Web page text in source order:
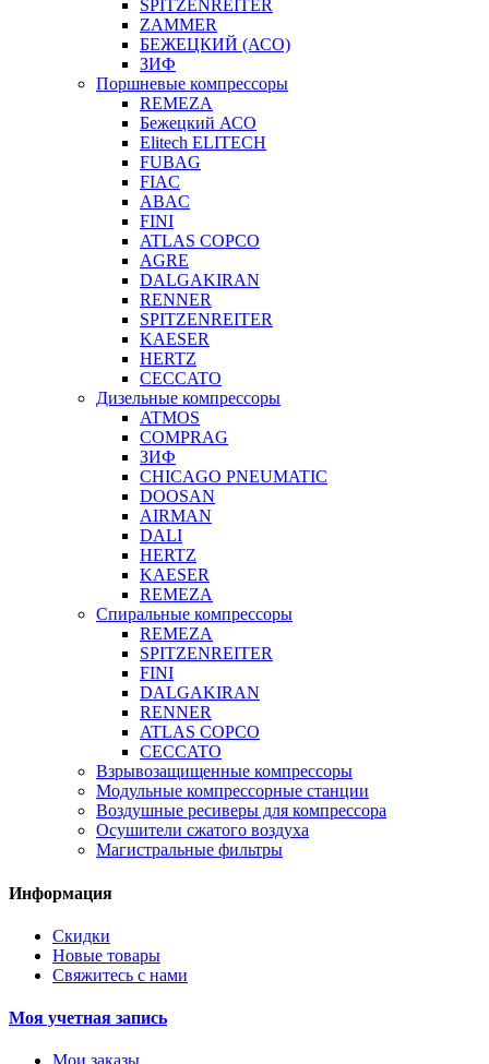
SPITZENREITER
ZAMMER
БЕЖЕЦКИЙ (АСО)
ЗИФ
Поршневые компрессоры
REMEZA
Бежецкий АСО
Elitech ELITECH
FUBAG
FIAC
ABAC
FINI
ATLAS COPCO
AGRE
DALGAKIRAN
RENNER
SPITZENREITER
KAESER
HERTZ
CECCATO
Дизельные компрессоры
ATMOS
COMPRAG
ЗИФ
CHICAGO PNEUMATIC
DOOSAN
AIRMAN
DALI
HERTZ
KAESER
REMEZA
Спиральные компрессоры
REMEZA
SPITZENREITER
FINI
DALGAKIRAN
RENNER
ATLAS COPCO
CECCATO
Взрывозащищенные компрессоры
Модульные компрессорные станции
Воздушные ресиверы для компрессора
Осушители сжатого воздуха
Магистральные фильтры
Информация
Скидки
Новые товары
Свяжитесь с нами
Моя учетная запись